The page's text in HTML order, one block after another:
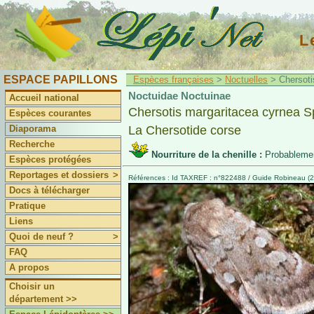
ESPACE PAPILLONS
Accueil national
Espèces courantes
Diaporama
Recherche
Espèces protégées
Reportages et dossiers >
Docs à télécharger
Pratique
Liens
Quoi de neuf ?
>
FAQ
A propos
Choisir un
département >>
Espèces françaises > Noctuelles >
Noctuidae Noctuinae
Chersotis margaritacea cyrnea
La Chersotide corse
Nourriture de la chenille :
Références : Id TAXREF : n°822488 / Guide Robineau